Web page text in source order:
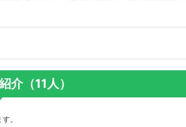
介（11人）
。